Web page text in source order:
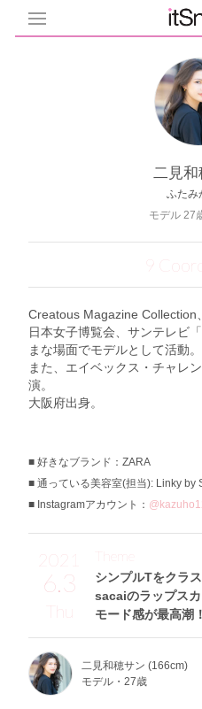
二見和
ふたみ
モデル 27
9
Creatous Magazine Collection
日本女子博覧会、サンテレビ
まな場面でモデルとして活動。
また、エイベックス・チャレ
演。
大阪府出身。
好きなブランド：ZARA
通っている美容室(担当): Linky by
Instagramアカウント：
6.3
Thu
シンプルTをクラ
sacaiのラップス
モード感が最高潮！
Theme
二見和穂サン (166cm)
モデル・27歳